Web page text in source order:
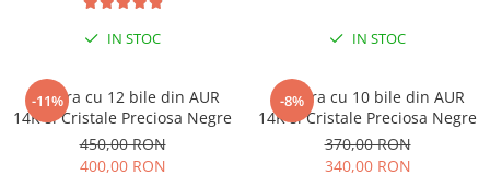
IN STOC IN STOC
-11%
Bratara cu 12 bile din AUR
14K si Cristale Preciosa Negre
450,00 RON
400,00 RON
-8%
Bratara cu 10 bile din AUR
14K si Cristale Preciosa Negre
370,00 RON
340,00 RON